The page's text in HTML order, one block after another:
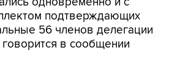
56 членов делегации
в сообщении
решение Хорватии